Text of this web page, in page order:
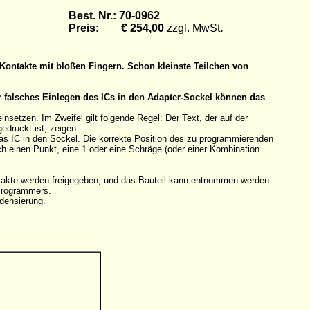
Best. Nr.: 70-0962
Preis: € 254,00 zzgl. MwSt.
mit bloßen Fingern. Schon kleinste Teilchen von
Einlegen des ICs in den Adapter-Sockel können das
Im Zweifel gilt folgende Regel: Der Text, der auf der
ist, zeigen.
IC in den Sockel. Die korrekte Position des zu programmierenden
Punkt, eine 1 oder eine Schräge (oder einer Kombination
werden freigegeben, und das Bauteil kann entnommen werden.